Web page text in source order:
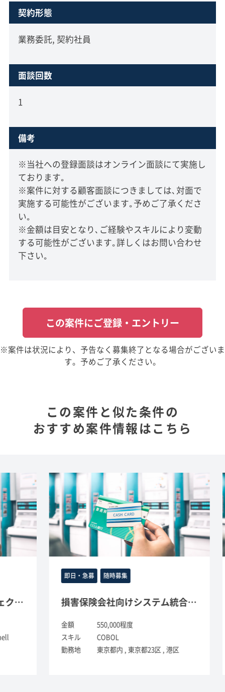
契約形態
業務委託, 契約社員
面談回数
1
備考
※当社への登録面談はオンライン面談にて実施し
ております｡
※案件に対する顧客面談につきましては､対面で
実施する可能性がございます｡予めご了承くださ
い｡
※金額は目安となり､ご経験やスキルにより変動
する可能性がございます｡詳しくはお問い合わせ
下さい｡
この案件にご登録・エントリー
※案件は状況により、予告なく募集終了となる場合がございま
す。予めご了承ください。
この案件と似た条件の
おすすめ案件情報はこちら
ェクト案件(COBOL)
即日・急募 随時募集
損害保険会社向けシステム統合案件(COBOL)
550,000程度
スキル
COBOL
勤務地
東京都内 , 東京都23区 , 港区